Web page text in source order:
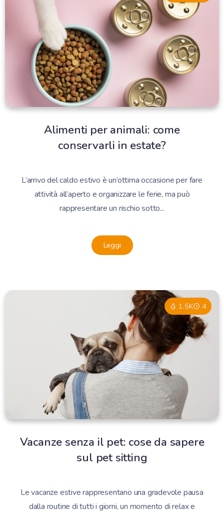
Alimenti per animali: come
conservarli in estate?
L’arrivo del caldo estivo è un’ottima occasione per fare
attività all’aperto e organizzare le ferie, ma può
rappresentare un rischio sotto...
Leggi
1.5K 4
Vacanze senza il pet: cose da sapere
sul pet sitting
Le vacanze estive rappresentano una gradevole pausa
dalla routine di tutti i giorni, un momento di relax e